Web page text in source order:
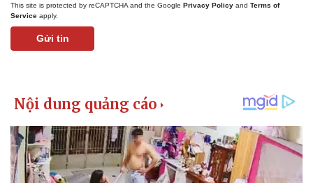
This site is protected by reCAPTCHA and the Google Privacy Policy and Terms of
Service apply.
Gửi tin